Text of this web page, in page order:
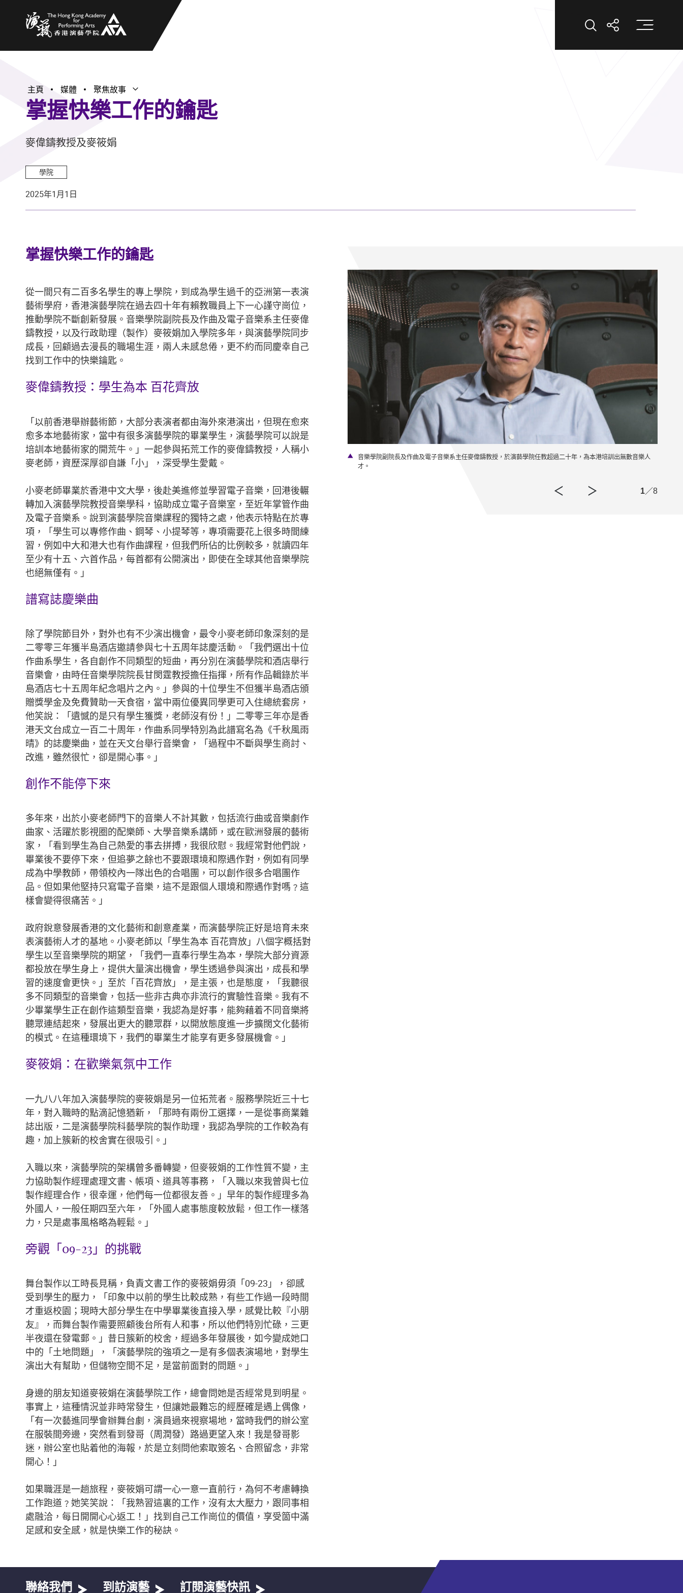
打開搜索打開分享打
主頁 媒體 聚焦故事 打開子選單
關閉子選單
掌握快樂工作的鑰匙
麥偉鑄教授及麥筱娟
學院
2025年1月1日
掌握快樂工作的鑰匙
從一間只有二百多名學生的專上學院，到成為學生過千的亞洲第一表演
藝術學府，香港演藝學院在過去四十年有賴教職員上下一心謹守崗位，
推動學院不斷創新發展。音樂學院副院長及作曲及電子音樂系主任麥偉
鑄教授，以及行政助理（製作）麥筱娟加入學院多年，與演藝學院同步
成長，回顧過去漫長的職場生涯，兩人未感怠倦，更不約而同慶幸自己
找到工作中的快樂鑰匙。
麥偉鑄教授：學生為本 百花齊放
「以前香港舉辦藝術節，大部分表演者都由海外來港演出，但現在愈來
愈多本地藝術家，當中有很多演藝學院的畢業學生，演藝學院可以說是
培訓本地藝術家的開荒牛。」一起參與拓荒工作的麥偉鑄教授，人稱小
麥老師，資歷深厚卻自謙「小」，深受學生愛戴。
小麥老師畢業於香港中文大學，後赴美進修並學習電子音樂，回港後輾
轉加入演藝學院教授音樂學科，協助成立電子音樂室，至近年掌管作曲
及電子音樂系。說到演藝學院音樂課程的獨特之處，他表示特點在於專
項，「學生可以專修作曲、鋼琴、小提琴等，專項需要花上很多時間練
習，例如中大和港大也有作曲課程，但我們所佔的比例較多，就讀四年
至少有十五、六首作品，每首都有公開演出，即使在全球其他音樂學院
也絕無僅有。」
譜寫誌慶樂曲
除了學院節目外，對外也有不少演出機會，最令小麥老師印象深刻的是
二零零三年獲半島酒店邀請參與七十五周年誌慶活動。「我們選出十位
作曲系學生，各自創作不同類型的短曲，再分別在演藝學院和酒店舉行
音樂會，由時任音樂學院院長甘閔霆教授擔任指揮，所有作品輯錄於半
島酒店七十五周年紀念唱片之內。」參與的十位學生不但獲半島酒店頒
贈獎學金及免費贊助一天食宿，當中兩位優異同學更可入住總統套房，
他笑說：「遺憾的是只有學生獲獎，老師沒有份！」二零零三年亦是香
港天文台成立一百二十周年，作曲系同學特別為此譜寫名為《千秋風雨
晴》的誌慶樂曲，並在天文台舉行音樂會，「過程中不斷與學生商討、
改進，雖然很忙，卻是開心事。」
創作不能停下來
多年來，出於小麥老師門下的音樂人不計其數，包括流行曲或音樂劇作
曲家、活躍於影視圈的配樂師、大學音樂系講師，或在歐洲發展的藝術
家，「看到學生為自己熱愛的事去拼搏，我很欣慰。我經常對他們說，
畢業後不要停下來，但追夢之餘也不要跟環境和際遇作對，例如有同學
成為中學教師，帶領校內一隊出色的合唱團，可以創作很多合唱團作
品。但如果他堅持只寫電子音樂，這不是跟個人環境和際遇作對嗎﹖這
樣會變得很痛苦。」
政府銳意發展香港的文化藝術和創意產業，而演藝學院正好是培育未來
表演藝術人才的基地。小麥老師以「學生為本 百花齊放」八個字概括對
學生以至音樂學院的期望，「我們一直奉行學生為本，學院大部分資源
都投放在學生身上，提供大量演出機會，學生透過參與演出，成長和學
習的速度會更快。」至於「百花齊放」，是主張，也是態度，「我聽很
多不同類型的音樂會，包括一些非古典亦非流行的實驗性音樂。我有不
少畢業學生正在創作這類型音樂，我認為是好事，能夠藉着不同音樂將
聽眾連結起來，發展出更大的聽眾群，以開放態度進一步擴闊文化藝術
的模式。在這種環境下，我們的畢業生才能享有更多發展機會。」
麥筱娟：在歡樂氣氛中工作
一九八八年加入演藝學院的麥筱娟是另一位拓荒者。服務學院近三十七
年，對入職時的點滴記憶猶新，「那時有兩份工選擇，一是從事商業雜
誌出版，二是演藝學院科藝學院的製作助理，我認為學院的工作較為有
趣，加上簇新的校舍實在很吸引。」
入職以來，演藝學院的架構曾多番轉變，但麥筱娟的工作性質不變，主
力協助製作經理處理文書、帳項、道具等事務，「入職以來我曾與七位
製作經理合作，很幸運，他們每一位都很友善。」早年的製作經理多為
外國人，一般任期四至六年，「外國人處事態度較放鬆，但工作一樣落
力，只是處事風格略為輕鬆。」
旁觀「09-23」的挑戰
舞台製作以工時長見稱，負責文書工作的麥筱娟毋須「09-23」，卻感
受到學生的壓力，「印象中以前的學生比較成熟，有些工作過一段時間
才重返校園；現時大部分學生在中學畢業後直接入學，感覺比較『小朋
友』，而舞台製作需要照顧後台所有人和事，所以他們特別忙碌，三更
半夜還在發電郵。」昔日簇新的校舍，經過多年發展後，如今變成她口
中的「土地問題」，「演藝學院的強項之一是有多個表演場地，對學生
演出大有幫助，但儲物空間不足，是當前面對的問題。」
身邊的朋友知道麥筱娟在演藝學院工作，總會問她是否經常見到明星。
事實上，這種情況並非時常發生，但讓她最難忘的經歷確是遇上偶像，
「有一次藝進同學會辦舞台劇，演員過來視察場地，當時我們的辦公室
在服裝間旁邊，突然看到發哥（周潤發）路過更望入來！我是發哥影
迷，辦公室也貼着他的海報，於是立刻問他索取簽名、合照留念，非常
開心！」
如果職涯是一趟旅程，麥筱娟可謂一心一意一直前行，為何不考慮轉換
工作跑道﹖她笑笑說：「我熟習這裏的工作，沒有太大壓力，跟同事相
處融洽，每日開開心心返工！」找到自己工作崗位的價值，享受箇中滿
足感和安全感，就是快樂工作的秘訣。
早年獲演藝學院頒發二十五年長期服務獎，表揚她多年來為學院效力。
音樂學院副院長及作曲及電子音樂系主任麥偉鑄教授，於演藝學院任教超過二十年，為本港培訓出無數音樂人
才。
1／8
聯絡我們 到訪演藝 訂閱演藝快訊